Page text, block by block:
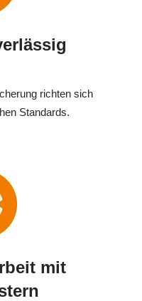
richten sich
Standards.
mit